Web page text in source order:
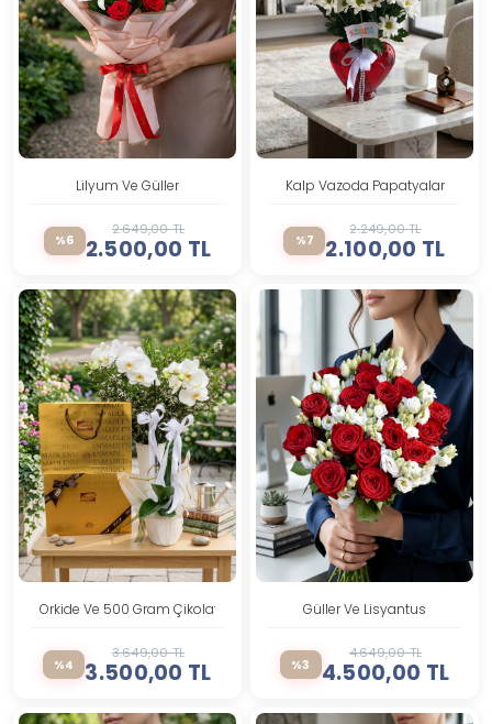
Lilyum Ve Güller
%6
2.649,00 TL
2.500,00 TL
Kalp Vazoda Papatyalar
%7
2.249,00 TL
2.100,00 TL
Orkide Ve 500 Gram Çikolata
%4
3.649,00 TL
3.500,00 TL
Güller Ve Lisyantus
%3
4.649,00 TL
4.500,00 TL